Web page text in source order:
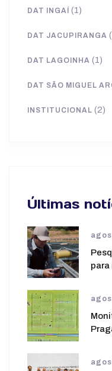
DAT INGAÍ (1)
DAT JACUPIRANGA
DAT LAGOINHA (1)
DAT SÃO MIGUEL
INSTITUCIONAL (2)
Últimas
para